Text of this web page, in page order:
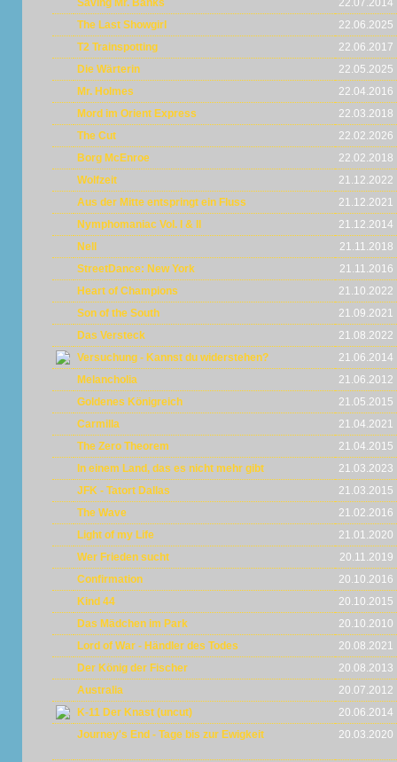
Saving Mr. Banks
22.07.2014
The Last Showgirl
22.06.2025
T2 Trainspotting
22.06.2017
Die Wärterin
22.05.2025
Mr. Holmes
22.04.2016
Mord im Orient Express
22.03.2018
The Cut
22.02.2026
Borg McEnroe
22.02.2018
Wolfzeit
21.12.2022
Aus der Mitte entspringt ein Fluss
21.12.2021
Nymphomaniac Vol. I & II
21.12.2014
Nell
21.11.2018
StreetDance: New York
21.11.2016
Heart of Champions
21.10.2022
Son of the South
21.09.2021
Das Versteck
21.08.2022
Versuchung - Kannst du widerstehen?
21.06.2014
Melancholia
21.06.2012
Goldenes Königreich
21.05.2015
Carmilla
21.04.2021
The Zero Theorem
21.04.2015
In einem Land, das es nicht mehr gibt
21.03.2023
JFK - Tatort Dallas
21.03.2015
The Wave
21.02.2016
Light of my Life
21.01.2020
Wer Frieden sucht
20.11.2019
Confirmation
20.10.2016
Kind 44
20.10.2015
Das Mädchen im Park
20.10.2010
Lord of War - Händler des Todes
20.08.2021
Der König der Fischer
20.08.2013
Australia
20.07.2012
K-11 Der Knast (uncut)
20.06.2014
Journey's End - Tage bis zur Ewigkeit
20.03.2020